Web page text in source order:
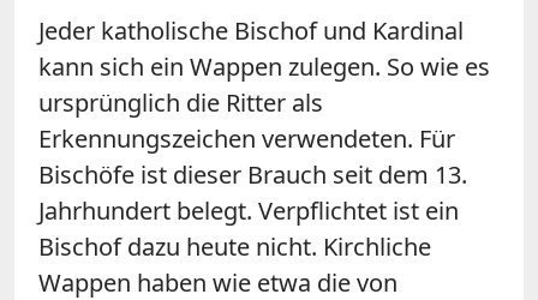
Jeder katholische Bischof und Kardinal
kann sich ein Wappen zulegen. So wie es
ursprünglich die Ritter als
Erkennungszeichen verwendeten. Für
Bischöfe ist dieser Brauch seit dem 13.
Jahrhundert belegt. Verpflichtet ist ein
Bischof dazu heute nicht. Kirchliche
Wappen haben wie etwa die von